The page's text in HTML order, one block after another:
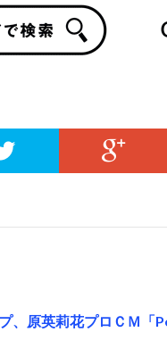
、原英莉花プロＣＭ